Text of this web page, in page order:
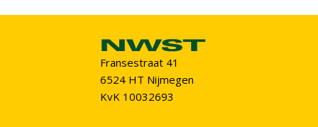
Fransestraat 41
6524 HT Nijmegen
KvK 10032693